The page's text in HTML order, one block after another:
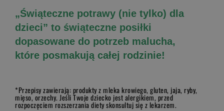
„Świąteczne potrawy (nie tylko) dla
dzieci” to świąteczne posiłki
dopasowane do potrzeb malucha,
które posmakują całej rodzinie!
*Przepisy zawierają: produkty z mleka krowiego, gluten, jaja, ryby,
mięso, orzechy. Jeśli Twoje dziecko jest alergikiem, przed
rozpoczęciem rozszerzania diety skonsultuj się z lekarzem.